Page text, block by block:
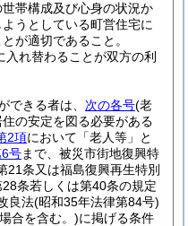
帯構成及び心身の状況か
うとしている町営住宅に
が適切であること。
れ替わることが双方の利
できる者は、 次の各号(老
の安定を図る必要がある
2項において「老人等」と
号まで、被災市街地復興特
21条又は福島復興再生特別
28条若しくは第40条の規定
良法(昭和35年法律第84号)
合を含む。)に掲げる条件